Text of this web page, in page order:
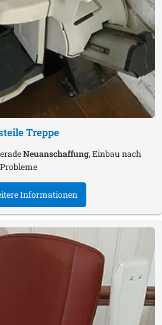
Treppe
Neuanschaffung, Einbau nach
Informationen